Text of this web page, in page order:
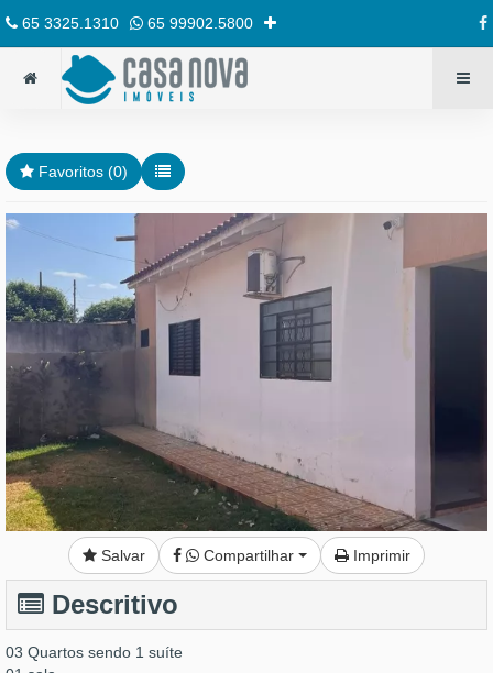
65 3325.1310 65 99902.5800
Favoritos (0)
Salvar Compartilhar Imprimir
Descritivo
03 Quartos sendo 1 suíte